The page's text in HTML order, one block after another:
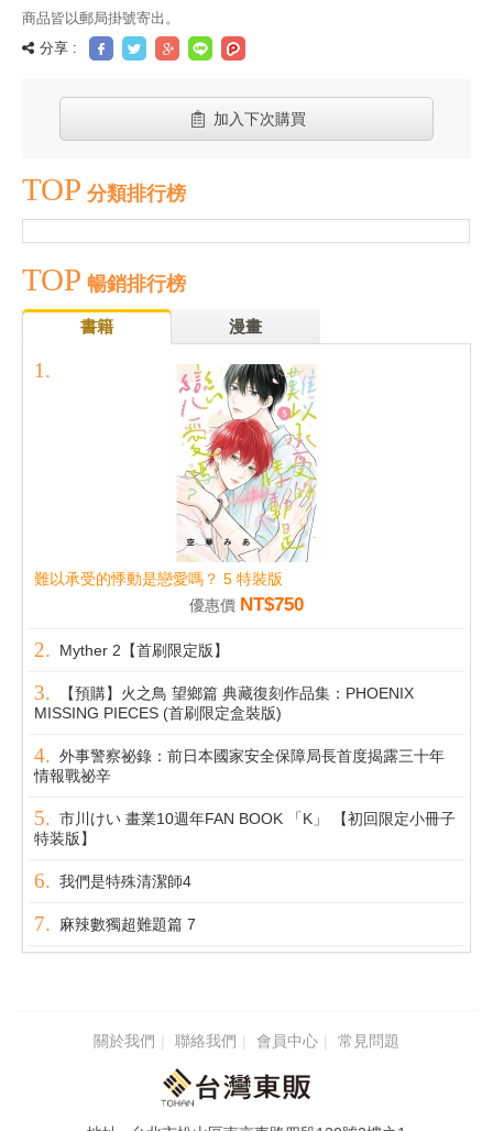
商品皆以郵局掛號寄出。
分享 :
加入下次購買
TOP 分類排行榜
TOP 暢銷排行榜
書籍 漫畫
難以承受的悸動是戀愛嗎？ 5 特裝版
優惠價 NT$750
Myther 2【首刷限定版】
【預購】火之鳥 望鄉篇 典藏復刻作品集：PHOENIX
MISSING PIECES (首刷限定盒裝版)
外事警察祕錄：前日本國家安全保障局長首度揭露三十年
情報戰祕辛
市川けい 畫業10週年FAN BOOK 「K」 【初回限定小冊子
特装版】
我們是特殊清潔師4
麻辣數獨超難題篇 7
關於我們 聯絡我們 會員中心 常見問題